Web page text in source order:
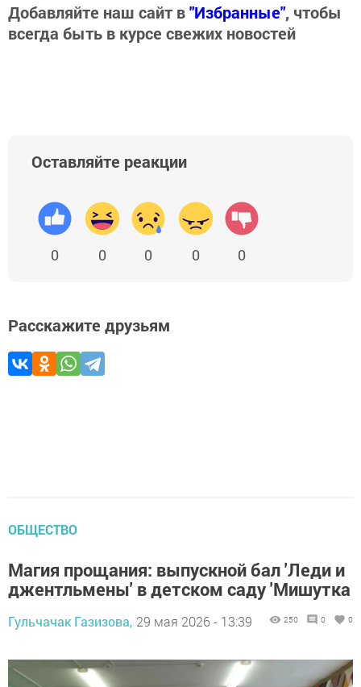
Добавляйте наш сайт в"Избранные", чтобы
всегда быть в курсе свежих новостей
Оставляйте реакции
0 0 0 0 0
Расскажите друзьям
ОБЩЕСТВО
Магия прощания: выпускной бал 'Леди и
джентльмены' в детском саду 'Мишутка
Гульчачак Газизова, 29 мая 2026 - 13:39 250 0 0